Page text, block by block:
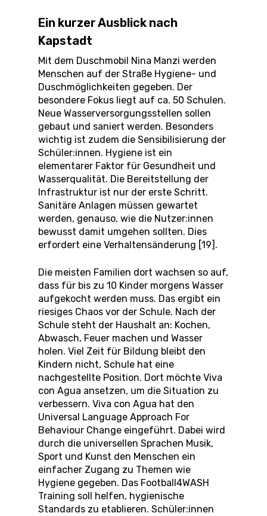
Ein kurzer Ausblick nach
Kapstadt
Mit dem Duschmobil Nina Manzi werden
Menschen auf der Straße Hygiene- und
Duschmöglichkeiten gegeben. Der
besondere Fokus liegt auf ca. 50 Schulen.
Neue Wasserversorgungsstellen sollen
gebaut und saniert werden. Besonders
wichtig ist zudem die Sensibilisierung der
Schüler:innen. Hygiene ist ein
elementarer Faktor für Gesundheit und
Wasserqualität. Die Bereitstellung der
Infrastruktur ist nur der erste Schritt.
Sanitäre Anlagen müssen gewartet
werden, genauso, wie die Nutzer:innen
bewusst damit umgehen sollten. Dies
erfordert eine Verhaltensänderung [19].
Die meisten Familien dort wachsen so auf,
dass für bis zu 10 Kinder morgens Wasser
aufgekocht werden muss. Das ergibt ein
riesiges Chaos vor der Schule. Nach der
Schule steht der Haushalt an: Kochen,
Abwasch, Feuer machen und Wasser
holen. Viel Zeit für Bildung bleibt den
Kindern nicht, Schule hat eine
nachgestellte Position. Dort möchte Viva
con Agua ansetzen, um die Situation zu
verbessern. Viva con Agua hat den
Universal Language Approach For
Behaviour Change eingeführt. Dabei wird
durch die universellen Sprachen Musik,
Sport und Kunst den Menschen ein
einfacher Zugang zu Themen wie
Hygiene gegeben. Das Football4WASH
Training soll helfen, hygienische
Standards zu etablieren. Schüler:innen